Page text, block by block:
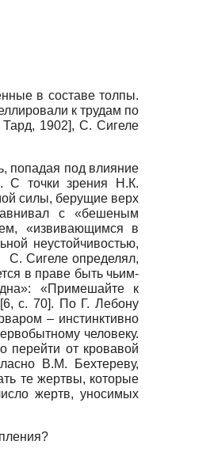
в составе толпы.
к трудам по
Тард, 1902], С. Сигеле
попадая под влияние
С точки зрения Н.К.
силы, берущие верх
с «бешеным
«извивающимся в
неустойчивостью,
С. Сигеле определял,
в праве быть чьим-
«Примешайте к
с. 70]. По Г. Лебону
– инстинктивно
человеку.
перейти от кровавой
В.М. Бехтереву,
те жертвы, которые
жертв, уносимых